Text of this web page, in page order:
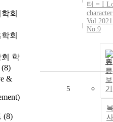
회
회
학
(8)
&
(8)
터 = I
character
Vol.2021
No.9
원
문
보
기
복
5